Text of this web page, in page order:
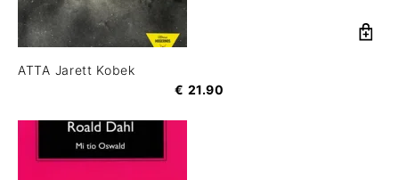
ATTA Jarett Kobek
€ 21.90